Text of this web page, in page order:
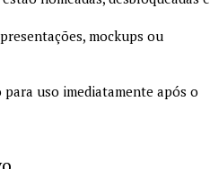
mockups ou
uso imediatamente após o